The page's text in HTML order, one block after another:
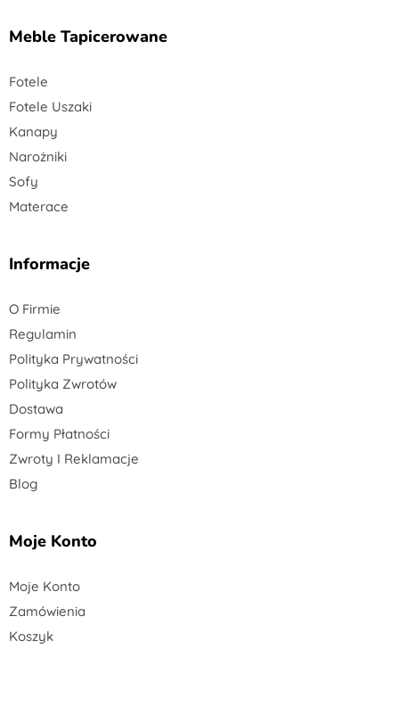
Meble Tapicerowane
Fotele
Fotele Uszaki
Kanapy
Narożniki
Sofy
Materace
Informacje
O Firmie
Regulamin
Polityka Prywatności
Polityka Zwrotów
Dostawa
Formy Płatności
Zwroty I Reklamacje
Blog
Moje Konto
Moje Konto
Zamówienia
Koszyk